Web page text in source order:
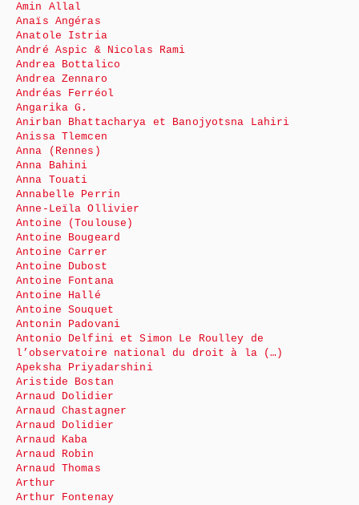
Amin Allal
Anaïs Angéras
Anatole Istria
André Aspic & Nicolas Rami
Andrea Bottalico
Andrea Zennaro
Andréas Ferréol
Angarika G.
Anirban Bhattacharya et Banojyotsna Lahiri
Anissa Tlemcen
Anna (Rennes)
Anna Bahini
Anna Touati
Annabelle Perrin
Anne-Leïla Ollivier
Antoine (Toulouse)
Antoine Bougeard
Antoine Carrer
Antoine Dubost
Antoine Fontana
Antoine Hallé
Antoine Souquet
Antonin Padovani
Antonio Delfini et Simon Le Roulley de
l’observatoire national du droit à la (…)
Apeksha Priyadarshini
Aristide Bostan
Arnaud Dolidier
Arnaud Chastagner
Arnaud Dolidier
Arnaud Kaba
Arnaud Robin
Arnaud Thomas
Arthur
Arthur Fontenay